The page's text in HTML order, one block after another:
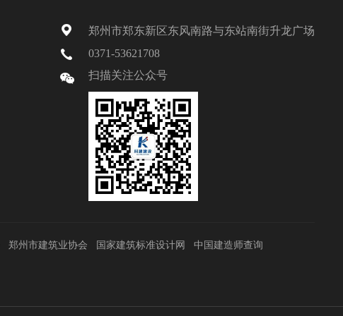
郑州市郑东新区东风南路与东站南街升龙广场
0371-53621708
扫描关注公众号
郑州市建筑业协会 国家建筑标准设计网
中国建造师查询